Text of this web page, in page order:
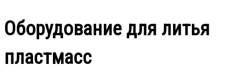
Оборудование для литья
пластмасс